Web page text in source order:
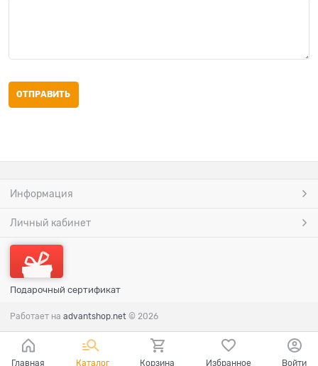
Информация
Личный кабинет
Подарочный сертификат
Работает на advantshop.net © 2026
Главная Каталог Корзина Избранное Войти